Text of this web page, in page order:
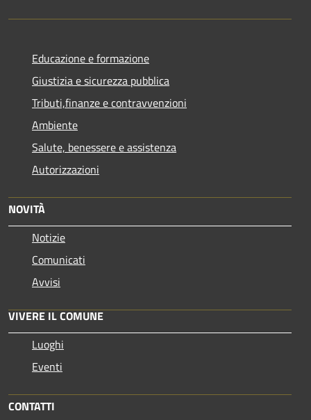
Educazione e formazione
Giustizia e sicurezza pubblica
Tributi,finanze e contravvenzioni
Ambiente
Salute, benessere e assistenza
Autorizzazioni
NOVITÀ
Notizie
Comunicati
Avvisi
VIVERE IL COMUNE
Luoghi
Eventi
CONTATTI